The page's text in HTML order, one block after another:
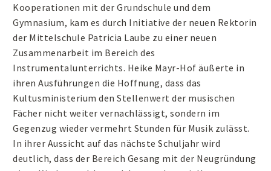
Kooperationen mit der Grundschule und dem
Gymnasium, kam es durch Initiative der neuen Rektorin
der Mittelschule Patricia Laube zu einer neuen
Zusammenarbeit im Bereich des
Instrumentalunterrichts. Heike Mayr-Hof äußerte in
ihren Ausführungen die Hoffnung, dass das
Kultusministerium den Stellenwert der musischen
Fächer nicht weiter vernachlässigt, sondern im
Gegenzug wieder vermehrt Stunden für Musik zulässt.
In ihrer Aussicht auf das nächste Schuljahr wird
deutlich, dass der Bereich Gesang mit der Neugründung